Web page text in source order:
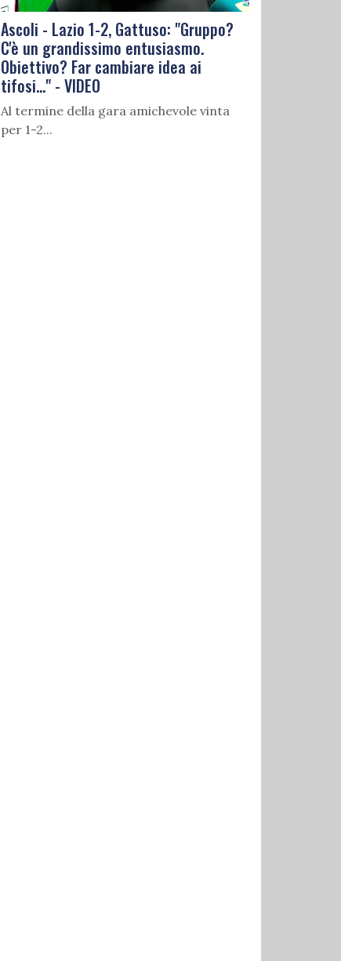
Ascoli - Lazio 1-2, Gattuso: "Gruppo?
C'è un grandissimo entusiasmo.
Obiettivo? Far cambiare idea ai
tifosi..." - VIDEO
Al termine della gara amichevole vinta
per 1-2...